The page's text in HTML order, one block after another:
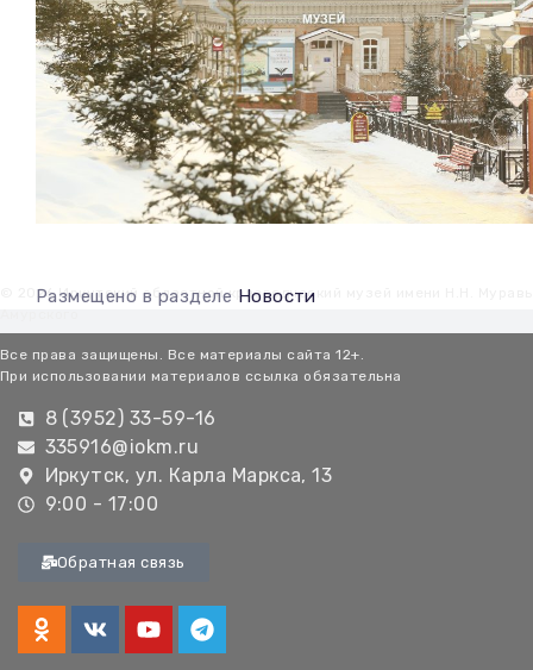
Прейскурант
Фонды и коллекции
Партнеры
Дирекция
Размещено в разделе Новости
© 2026 Иркутский областной краеведческий музей имени Н.Н.
Все права защищены. Все материалы сайта 12+.
При использовании материалов ссылка обязательна
8 (3952) 33-59-16
335916@iokm.ru
Иркутск, ул. Карла Маркса, 13
9:00 - 17:00
Обратная связь